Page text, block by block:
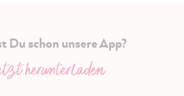
Du schon unsere App?
herunterladen